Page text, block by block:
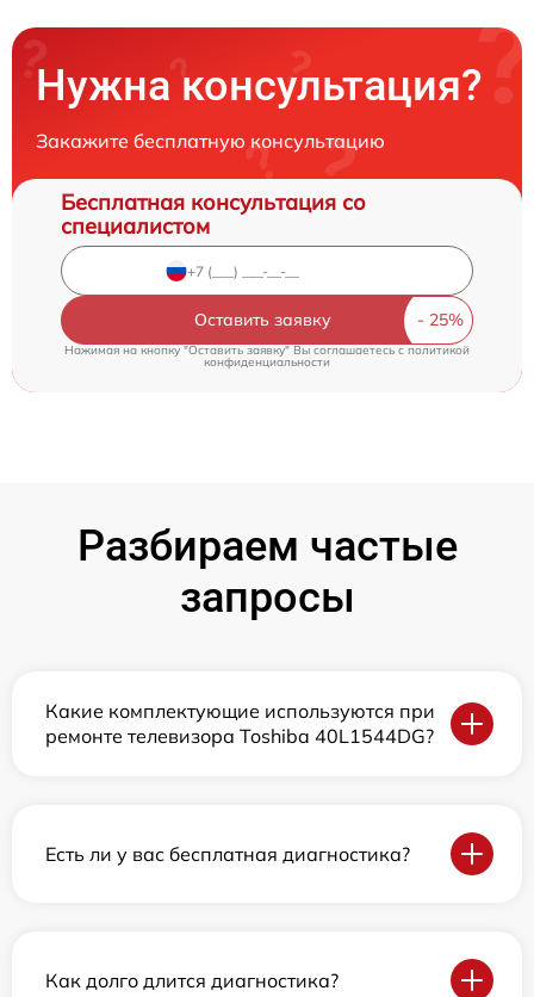
Нужна консультация?
Закажите бесплатную консультацию
Бесплатная консультация со
специалистом
Оставить заявку
Нажимая на кнопку "Оставить заявку" Вы соглашаетесь c политикой
конфиденциальности
Разбираем частые
запросы
Какие комплектующие используются при
ремонте телевизора Toshiba 40L1544DG?
Есть ли у вас бесплатная диагностика?
Как долго длится диагностика?